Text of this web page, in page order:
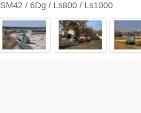
SM42 / 6Dg / Ls800 / Ls1000